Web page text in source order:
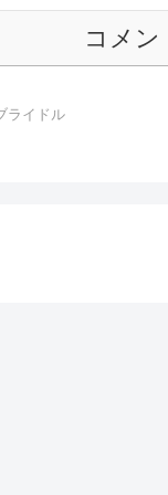
コメン
ライドル